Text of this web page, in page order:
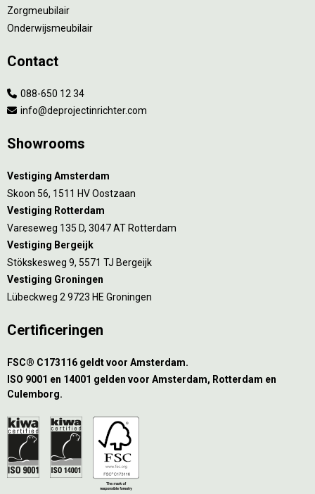
Zorgmeubilair
Onderwijsmeubilair
Contact
088-650 12 34
info@deprojectinrichter.com
Showrooms
Vestiging Amsterdam
Skoon 56, 1511 HV Oostzaan
Vestiging Rotterdam
Vareseweg 135 D, 3047 AT Rotterdam
Vestiging Bergeijk
Stökskesweg 9, 5571 TJ Bergeijk
Vestiging Groningen
Lübeckweg 2 9723 HE Groningen
Certificeringen
FSC® C173116 geldt voor Amsterdam.
ISO 9001 en 14001 gelden voor Amsterdam, Rotterdam en
Culemborg.